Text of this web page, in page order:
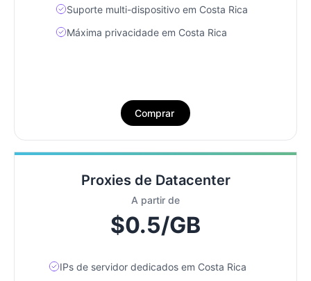
Suporte multi-dispositivo em Costa Rica
Máxima privacidade em Costa Rica
Comprar
Proxies de Datacenter
A partir de
$0.5/GB
IPs de servidor dedicados em Costa Rica